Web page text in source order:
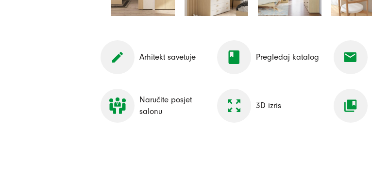
Arhitekt savetuje Pregledaj katalog
Naručite posjet
salonu
3D izris